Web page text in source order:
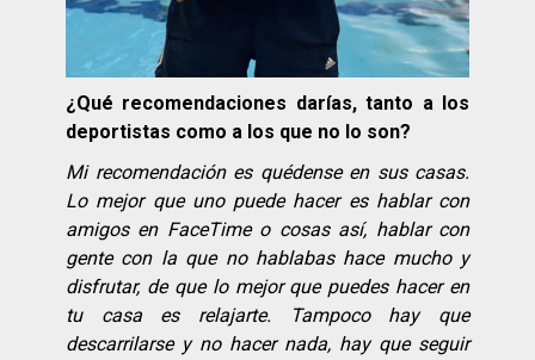
¿Qué recomendaciones darías, tanto a los
deportistas como a los que no lo son?
Mi recomendación es quédense en sus casas.
Lo mejor que uno puede hacer es hablar con
amigos en FaceTime o cosas así, hablar con
gente con la que no hablabas hace mucho y
disfrutar, de que lo mejor que puedes hacer en
tu casa es relajarte. Tampoco hay que
descarrilarse y no hacer nada, hay que seguir